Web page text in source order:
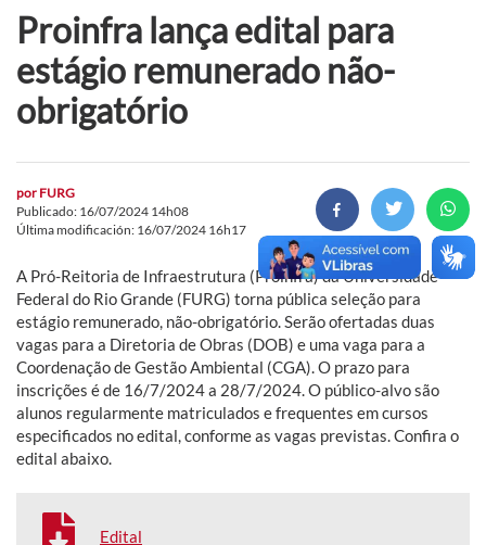
Proinfra lança edital para
estágio remunerado não-
obrigatório
por FURG
Publicado: 16/07/2024 14h08
Última modificación: 16/07/2024 16h17
A Pró-Reitoria de Infraestrutura (Proinfra) da Universidade
Federal do Rio Grande (FURG) torna pública seleção para
estágio remunerado, não-obrigatório. Serão ofertadas duas
vagas para a Diretoria de Obras (DOB) e uma vaga para a
Coordenação de Gestão Ambiental (CGA). O prazo para
inscrições é de 16/7/2024 a 28/7/2024. O público-alvo são
alunos regularmente matriculados e frequentes em cursos
especificados no edital, conforme as vagas previstas. Confira o
edital abaixo.
Edital